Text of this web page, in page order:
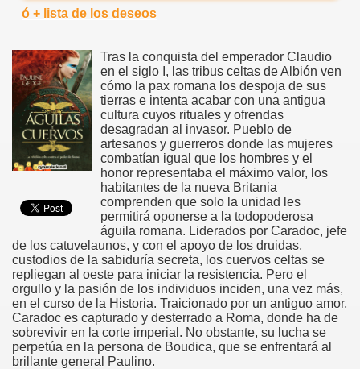
ó + lista de los deseos
Tras la conquista del emperador Claudio
en el siglo I, las tribus celtas de Albión ven
cómo la pax romana los despoja de sus
tierras e intenta acabar con una antigua
cultura cuyos rituales y ofrendas
desagradan al invasor. Pueblo de
artesanos y guerreros donde las mujeres
combatían igual que los hombres y el
honor representaba el máximo valor, los
habitantes de la nueva Britania
comprenden que solo la unidad les
permitirá oponerse a la todopoderosa
águila romana. Liderados por Caradoc, jefe
de los catuvelaunos, y con el apoyo de los druidas,
custodios de la sabiduría secreta, los cuervos celtas se
repliegan al oeste para iniciar la resistencia. Pero el
orgullo y la pasión de los individuos inciden, una vez más,
en el curso de la Historia. Traicionado por un antiguo amor,
Caradoc es capturado y desterrado a Roma, donde ha de
sobrevivir en la corte imperial. No obstante, su lucha se
perpetúa en la persona de Boudica, que se enfrentará al
brillante general Paulino.